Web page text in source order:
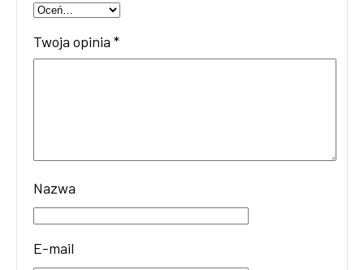
Twoja opinia *
Nazwa
E-mail